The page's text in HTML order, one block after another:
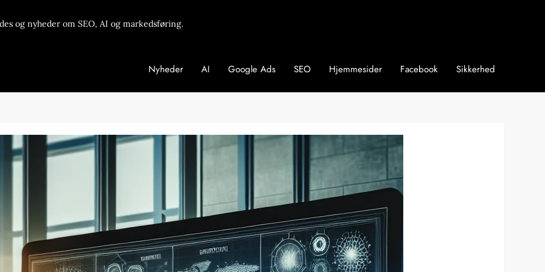
og nyheder om SEO, AI og markedsføring.
Nyheder AI Google Ads SEO Hjemmesider Facebook Sikkerhed